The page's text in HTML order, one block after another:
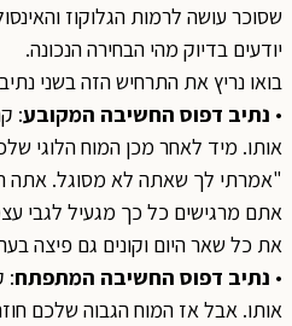
שסוכר עושה לרמות הגלוקוז
יודעים בדיוק מהי הבחירה הנכונה.
בואו נריץ את התרחיש הזה בשני
• נתיב דפוס החשיבה המקובע:
אותו. מיד לאחר מכן המוח הלוגי
"אמרתי לך שאתה לא מסוגל. אתה
אתם מרגישים כל כך מגעיל לגבי
את כל שאר היום וקונים גם פיצה
• נתיב דפוס החשיבה המתפתח:
אותו. אבל אז המוח הגבוה שלכם